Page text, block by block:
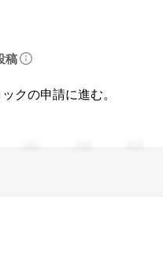
稿
クの申請に進む。